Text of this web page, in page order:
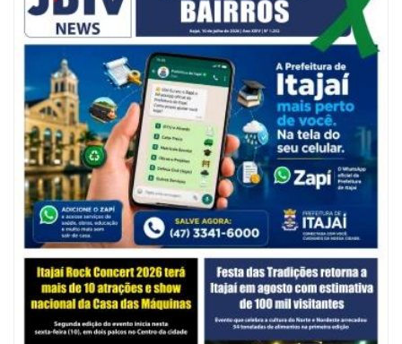
07/08/2026 | 07:00
Jordan Hang leva estratégias de marketing e vendas ao InspiraBQ, em
Brusque